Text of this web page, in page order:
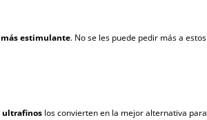
estimulante. No se les puede pedir más a estos
ultrafinos los convierten en la mejor alternativa para